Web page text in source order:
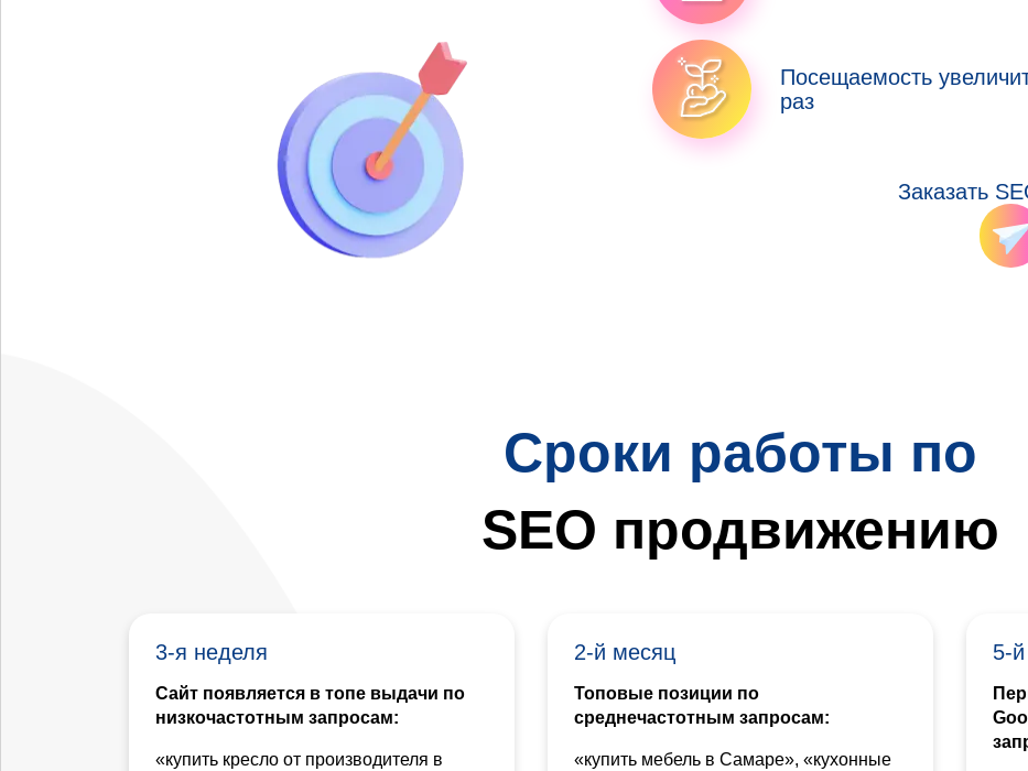
Посещаемость
раз
Заказать
Сроки работы по
SEO продвижению
3-я неделя
Сайт появляется в топе выдачи по
низкочастотным запросам:
«купить кресло от производителя в
2-й месяц
Топовые позиции по
среднечастотным запросам:
«купить мебель в Самаре», «кухонные
5-